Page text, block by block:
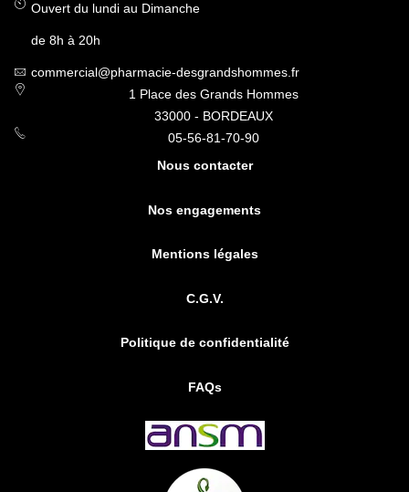
Ouvert du lundi au Dimanche
de 8h à 20h
commercial@pharmacie-desgrandshommes.fr
1 Place des Grands Hommes
33000 - BORDEAUX
05-56-81-70-90
Nous contacter
Nos engagements
Mentions légales
C.G.V.
Politique de confidentialité
FAQs